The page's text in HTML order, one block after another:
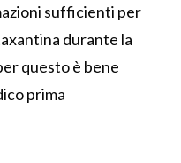
sufficienti per
durante la
questo è bene
prima